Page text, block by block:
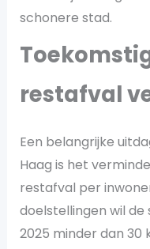
schonere stad.
restafval
Een belangrijke
Haag is het
restafval per
doelstellingen wil
2025 minder dan